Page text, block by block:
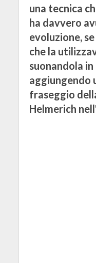
una tecnica
ha davvero
evoluzione,
che la
suonandola
aggiungendo
fraseggio
Helmerich